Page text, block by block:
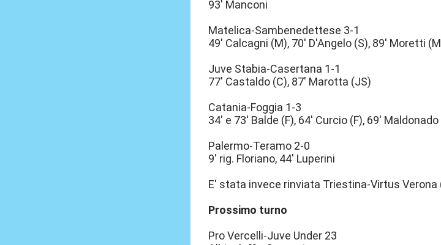
93' Manconi
Matelica-Sambenedettese 3-1
49' Calcagni (M), 70' D'Angelo (S), 89' Moretti
Juve Stabia-Casertana 1-1
77' Castaldo (C), 87' Marotta (JS)
Catania-Foggia 1-3
34' e 73' Balde (F), 64' Curcio (F), 69' Maldonado
Palermo-Teramo 2-0
9' rig. Floriano, 44' Luperini
E' stata invece rinviata Triestina-Virtus
Prossimo turno
Pro Vercelli-Juve Under 23